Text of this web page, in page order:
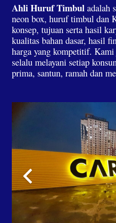
Ahli Huruf Timbul adalah
neon box, huruf timbul dan
konsep, tujuan serta hasil
kualitas bahan dasar, hasil
harga yang kompetitif.
selalu melayani setiap
prima, santun, ramah dan